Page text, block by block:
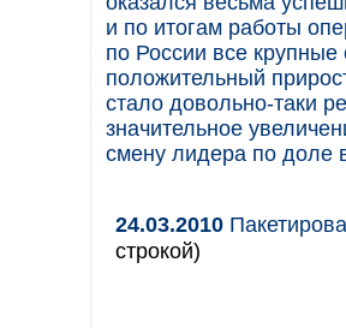
и по итогам работы
по России все
положительный
стало довольно-таки
значительное
смену лидера по доле
24.03.2010
строкой)